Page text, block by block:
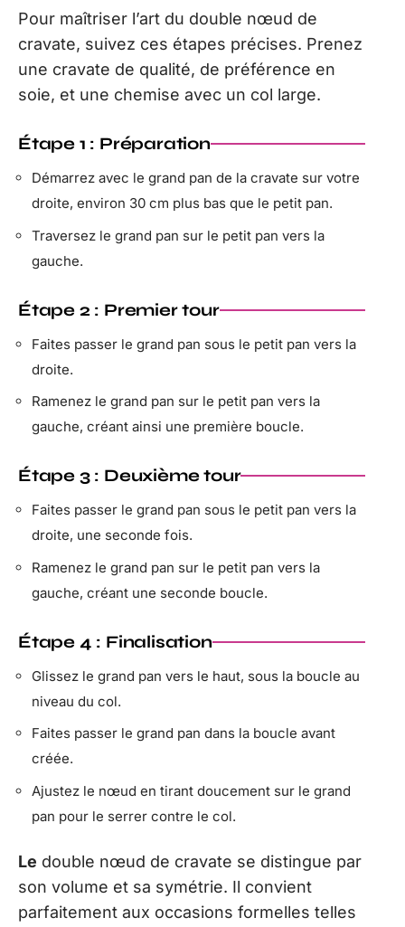
Pour maîtriser l’art du double nœud de
cravate, suivez ces étapes précises. Prenez
une cravate de qualité, de préférence en
soie, et une chemise avec un col large.
Étape 1 : Préparation
Démarrez avec le grand pan de la cravate sur votre
droite, environ 30 cm plus bas que le petit pan.
Traversez le grand pan sur le petit pan vers la
gauche.
Étape 2 : Premier tour
Faites passer le grand pan sous le petit pan vers la
droite.
Ramenez le grand pan sur le petit pan vers la
gauche, créant ainsi une première boucle.
Étape 3 : Deuxième tour
Faites passer le grand pan sous le petit pan vers la
droite, une seconde fois.
Ramenez le grand pan sur le petit pan vers la
gauche, créant une seconde boucle.
Étape 4 : Finalisation
Glissez le grand pan vers le haut, sous la boucle au
niveau du col.
Faites passer le grand pan dans la boucle avant
créée.
Ajustez le nœud en tirant doucement sur le grand
pan pour le serrer contre le col.
Le double nœud de cravate se distingue par
son volume et sa symétrie. Il convient
parfaitement aux occasions formelles telles